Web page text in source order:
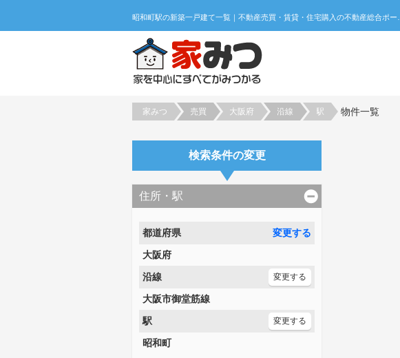
家みつ 売買 大阪府 沿線 駅 物件一覧
検索条件の変更
住所・駅
都道府県
変更する
大阪府
沿線
変更する
大阪市御堂筋線
駅
変更する
昭和町